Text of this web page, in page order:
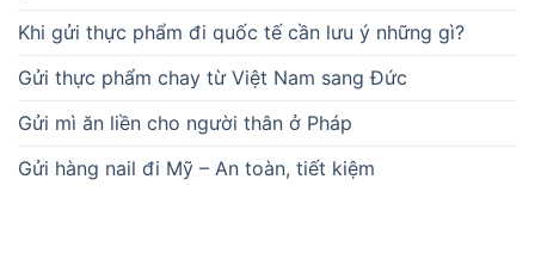
Khi gửi thực phẩm đi quốc tế cần lưu ý những gì?
Gửi thực phẩm chay từ Việt Nam sang Đức
Gửi mì ăn liền cho người thân ở Pháp
Gửi hàng nail đi Mỹ – An toàn, tiết kiệm